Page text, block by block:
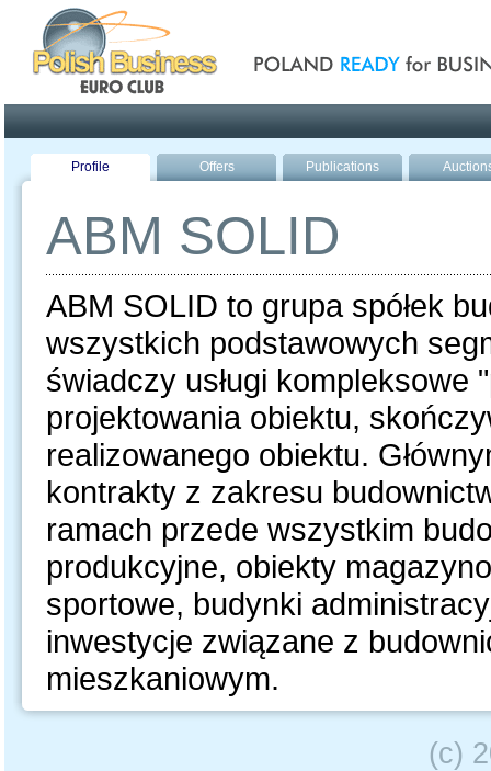
Profile Offers Publications
ABM SOLID
ABM SOLID to grupa spółek
wszystkich podstawowych
świadczy usługi kompleksowe
projektowania obiektu,
realizowanego obiektu.
kontrakty z zakresu
ramach przede wszystkim
produkcyjne, obiekty
sportowe, budynki
inwestycje związane z
mieszkaniowym.
(c)